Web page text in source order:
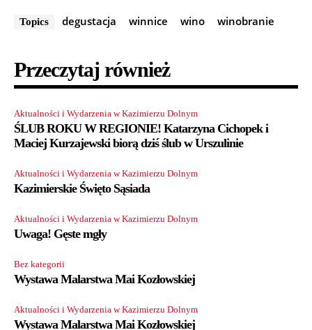
Topics degustacja winnice wino winobranie
Przeczytaj również
Aktualności i Wydarzenia w Kazimierzu Dolnym
ŚLUB ROKU W REGIONIE! Katarzyna Cichopek i
Maciej Kurzajewski biorą dziś ślub w Urszulinie
Aktualności i Wydarzenia w Kazimierzu Dolnym
Kazimierskie Święto Sąsiada
Aktualności i Wydarzenia w Kazimierzu Dolnym
Uwaga! Gęste mgły
Bez kategorii
Wystawa Malarstwa Mai Kozłowskiej
Aktualności i Wydarzenia w Kazimierzu Dolnym
Wystawa Malarstwa Mai Kozłowskiej